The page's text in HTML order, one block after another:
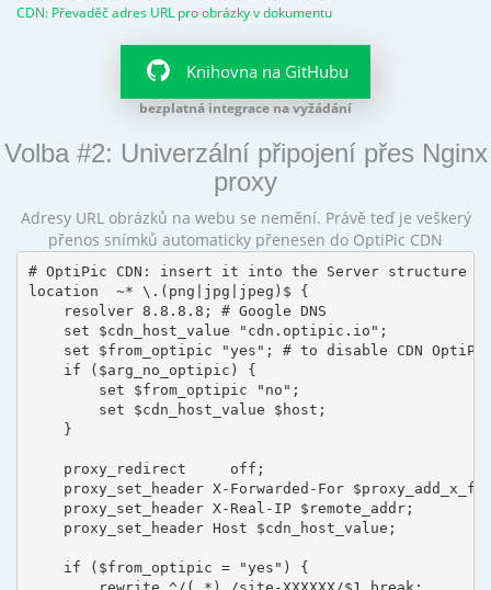
CDN: Převaděč adres URL pro obrázky v dokumentu
Knihovna na GitHubu
bezplatná integrace na vyžádání
Volba #2: Univerzální připojení přes Nginx
proxy
Adresy URL obrázků na webu se nemění. Právě teď je veškerý
přenos snímků automaticky přenesen do OptiPic CDN
# OptiPic CDN: insert it into the Server structure
location  ~* \.(png|jpg|jpeg)$ {
    resolver 8.8.8.8; # Google DNS
    set $cdn_host_value "cdn.optipic.io";
set $from_optipic "yes"; # to disable CDN
    if ($arg_no_optipic) {
        set $from_optipic "no";
        set $cdn_host_value $host;
    }
    proxy_redirect     off;
proxy_set_header X-Forwarded-For
    proxy_set_header X-Real-IP $remote_addr;
    proxy_set_header Host $cdn_host_value;
    if ($from_optipic = "yes") {